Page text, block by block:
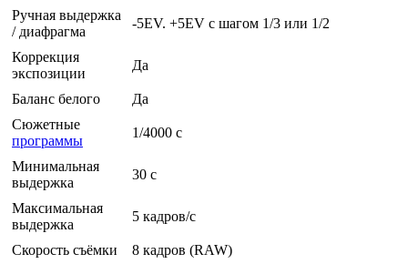
Ручная выдержка
/ диафрагма
-5EV. +5EV с шагом 1/3 или 1/2
Коррекция
экспозиции
Да
Баланс белого
Да
Сюжетные
программы
1/4000 c
Минимальная
выдержка
30 c
Максимальная
выдержка
5 кадров/с
Скорость съёмки
8 кадров (RAW)